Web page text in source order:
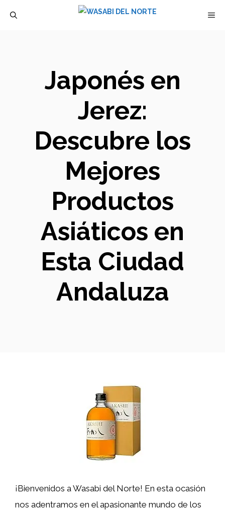
Japonés en
Jerez:
Descubre los
Mejores
Productos
Asiáticos en
Esta Ciudad
Andaluza
¡Bienvenidos a Wasabi del Norte! En esta ocasión
nos adentramos en el apasionante mundo de los